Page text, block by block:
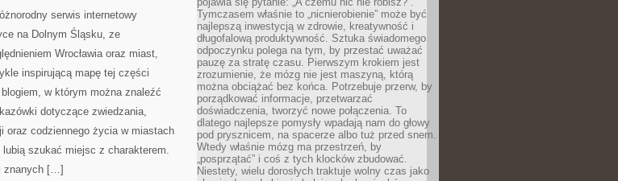
serwis internetowy
na Dolnym Śląsku, ze
Wrocławia oraz miast,
inspirującą mapę tej części
w którym można znaleźć
dotyczące zwiedzania,
oraz codziennego życia w miastach
szukać miejsc z charakterem.
znanych […]
Tymczasem właśnie to „nicnierobienie” może być
najlepszą inwestycją w zdrowie, kreatywność i
długofalową produktywność. Sztuka świadomego
odpoczynku polega na tym, by przestać uważać
pauzę za stratę czasu. Pierwszym krokiem jest
zrozumienie, że mózg nie jest maszyną, którą
można obciążać bez końca. Potrzebuje przerw, by
porządkować informacje, przetwarzać
doświadczenia, tworzyć nowe połączenia. To
dlatego najlepsze pomysły wpadają nam do głowy
pod prysznicem, na spacerze albo tuż przed snem.
Wtedy właśnie mózg ma przestrzeń, by
„posprzątać” i coś z tych klocków zbudować.
Niestety, wielu dorosłych traktuje wolny czas jako